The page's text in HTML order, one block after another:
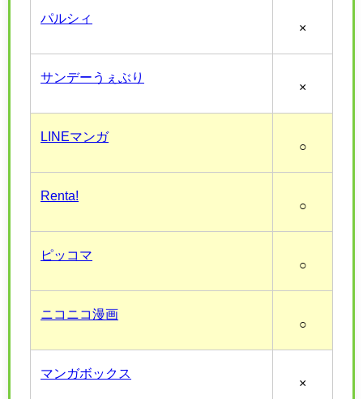
パルシィ
×
サンデーうぇぶり
×
LINEマンガ
○
Renta!
○
ピッコマ
○
ニコニコ漫画
○
マンガボックス
×